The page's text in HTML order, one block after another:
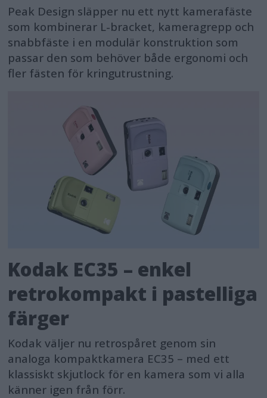
Peak Design släpper nu ett nytt kamerafäste
som kombinerar L-bracket, kameragrepp och
snabbfäste i en modulär konstruktion som
passar den som behöver både ergonomi och
fler fästen för kringutrustning.
Kodak EC35 – enkel
retrokompakt i pastelliga
färger
Kodak väljer nu retrospåret genom sin
analoga kompaktkamera EC35 – med ett
klassiskt skjutlock för en kamera som vi alla
känner igen från förr.